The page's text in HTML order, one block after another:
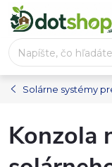
Prejsť
na
obsah
Solárne systémy
Konzola